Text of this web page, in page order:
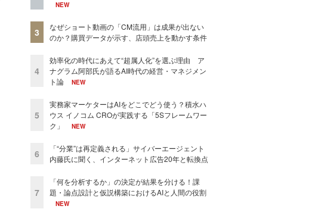
NEW
3
なぜショート動画の「CM流用」は成果が出ない
のか？購買データが示す、店頭売上を動かす条件
4
効率化の時代にあえて“超属人化”を選ぶ理由 ア
ナグラム阿部氏が語るAI時代の経営・マネジメン
ト論
NEW
5
実務家マーケターはAIをどこでどう使う？積水ハ
ウス イノコム CROが実践する「5Sフレームワー
ク」
NEW
6
「“分業”は再定義される」サイバーエージェント
内藤氏に聞く、インターネット広告20年と転換点
7
「何を分析するか」の決定が結果を分ける！課
題・論点設計と仮説構築におけるAIと人間の役割
NEW